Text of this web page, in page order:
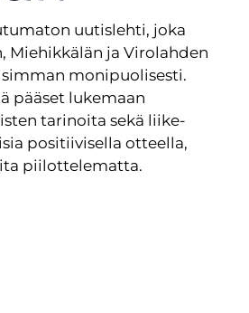
uutislehti, joka
Miehikkälän ja Virolahden
monipuolisesti.
pääset lukemaan
tarinoita sekä liike-
positiivisella otteella,
piilottelematta.